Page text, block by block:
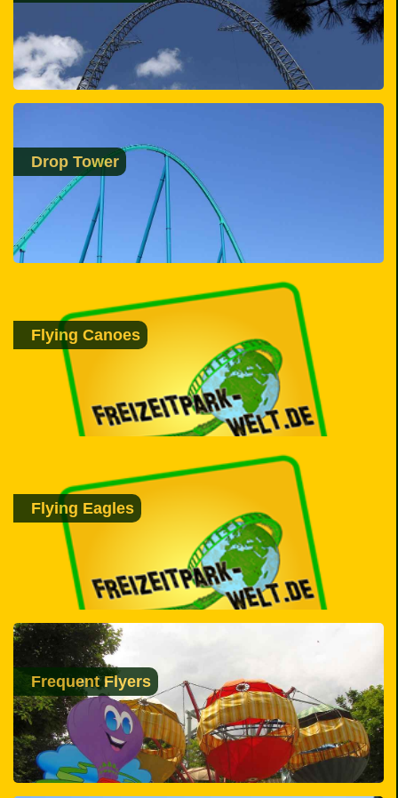
Drop Tower
Flying Canoes
Flying Eagles
Frequent Flyers